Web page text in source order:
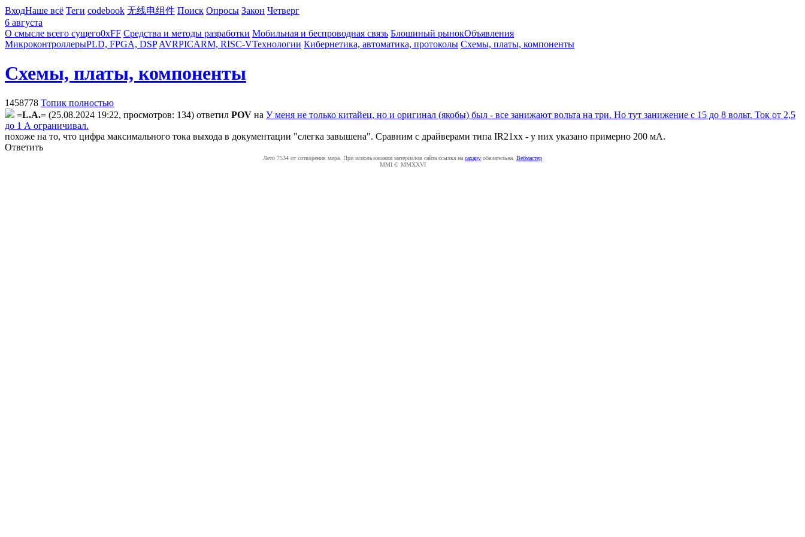
ВходНаше всё Теги codebook 无线电组件 Поиск Опросы Закон Четверг
6 августа
О смысле всего сущего0xFF Средства и методы разработки Мобильная и беспроводная связь Блошиный рынокОбъявления
МикроконтроллерыPLD, FPGA, DSP AVRPICARM, RISC-VТехнологии Кибернетика, автоматика, протоколы Схемы, платы, компоненты
Схемы, платы, компоненты
1458778 Топик полностью
=L.A.= (25.08.2024 19:22, просмотров: 134) ответил POV на У меня не только китайец, но и оригинал (якобы) был - все занижают вольта на три. Но тут занижение с 15 до 8 вольт. Ток от 2,5
до 1 А ограничивал.
похоже на то, что цифра максимального тока выхода в документации "слегка завышена". Сравним с драйверами типа IR21xx - у них указано примерно 200 мА.
Ответить
Лето 7534 от сотворения мира. При использовании материалов сайта ссылка на caxapу обязательна. Вебмастер
MMI © MMXXVI